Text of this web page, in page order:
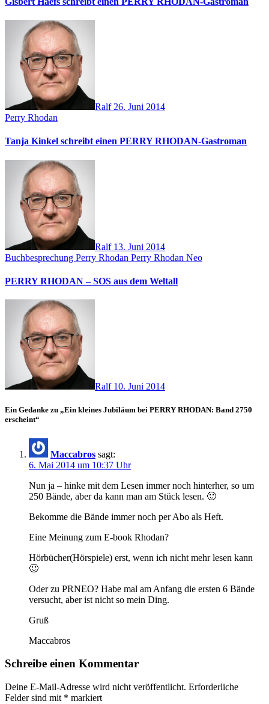
Ralf 26. Juni 2014
Perry Rhodan
Tanja Kinkel schreibt einen PERRY RHODAN-Gastroman
Ralf 13. Juni 2014
Buchbesprechung Perry Rhodan Perry Rhodan Neo
PERRY RHODAN – SOS aus dem Weltall
Ralf 10. Juni 2014
Ein Gedanke zu „Ein kleines Jubiläum bei PERRY RHODAN: Band 2750
erscheint“
Maccabros sagt:
6. Mai 2014 um 10:37 Uhr
Nun ja – hinke mit dem Lesen immer noch hinterher, so um
250 Bände, aber da kann man am Stück lesen. 🙂
Bekomme die Bände immer noch per Abo als Heft.
Eine Meinung zum E-book Rhodan?
Hörbücher(Hörspiele) erst, wenn ich nicht mehr lesen kann
🙂
Oder zu PRNEO? Habe mal am Anfang die ersten 6 Bände
versucht, aber ist nicht so mein Ding.
Gruß
Maccabros
Schreibe einen Kommentar
Deine E-Mail-Adresse wird nicht veröffentlicht. Erforderliche
Felder sind mit * markiert